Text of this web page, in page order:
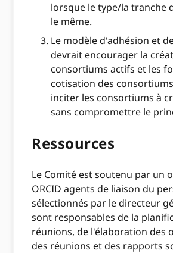
lorsque le type/la tranche
le même.
Le modèle d'adhésion et
devrait encourager la
consortiums actifs et les
cotisation des
inciter les consortiums à
sans compromettre le
Ressources
Le Comité est soutenu par un
ORCID agents de liaison du
sélectionnés par le directeur
sont responsables de la
réunions, de l'élaboration des
des réunions et des rapports